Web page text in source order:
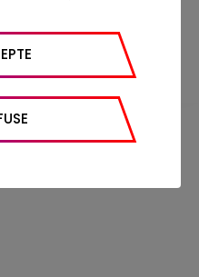
d'opposition
des rapports
visites, temps passé
vues en moyenne,
emplacement
du trafic et la